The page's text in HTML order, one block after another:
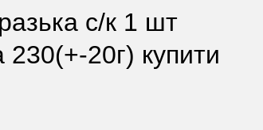
с/к 1 шт
20г) купити